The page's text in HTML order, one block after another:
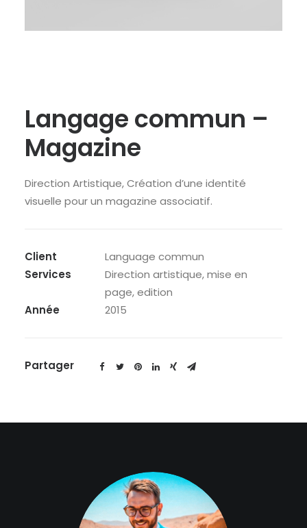
Langage commun –
Magazine
Direction Artistique, Création d’une identité
visuelle pour un magazine associatif.
Client
Language commun
Services
Direction artistique, mise en
page, edition
Année
2015
Partager